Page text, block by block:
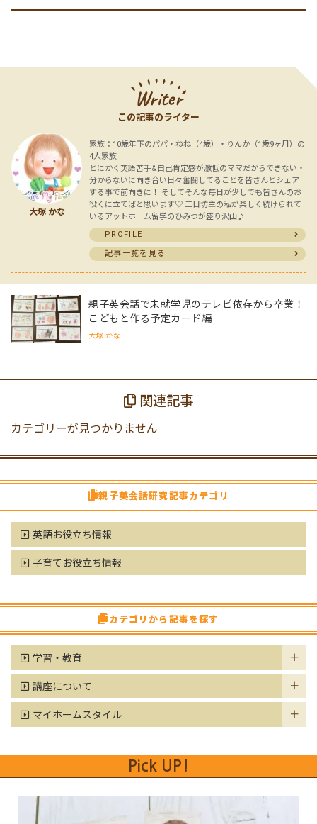
Writer
この記事のライター
大塚 かな
家族：10歳年下のパパ・ねね（4歳）・りんか（1歳9ヶ月）の
4人家族
とにかく英語苦手&自己肯定感が激低のママだからできない・
分からないに向き合い日々奮闘してることを皆さんとシェア
する事で前向きに！ そしてそんな毎日が少しでも皆さんのお
役くに立てばと思います♡ 三日坊主の私が楽しく続けられて
いるアットホーム留学のひみつが盛り沢山♪
PROFILE
記事一覧を見る
親子英会話で未就学児のテレビ依存から卒業！
こどもと作る予定カード編
大塚 かな
関連記事
カテゴリーが見つかりません
親子英会話研究記事カテゴリ
英語お役立ち情報
子育てお役立ち情報
カテゴリから記事を探す
学習・教育
講座について
マイホームスタイル
Pick UP!